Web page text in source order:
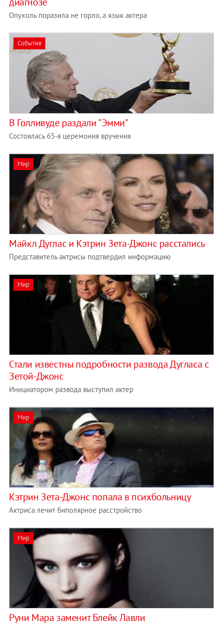
Опухоль поразила не горло, а язык актера
События
В Голливуде раздали "Эмми"
Состоялась 65-я церемония вручения
Мир
Майкл Дуглас и Кэтрин Зета-Джонс расстались
Представитель актрисы подтвердил информацию
Мир
Стали известны подробности развода Дугласа с
Зетой-Джонс
Инициатором развода выступил актер
Мир
Кэтрин Зета-Джонс попала в психбольницу
Актриса лечит биполярное расстройство
Мир
Руни Мара заменит Блейк Лавли